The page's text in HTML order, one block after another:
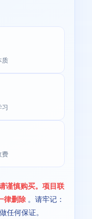
质
费
谨慎购买。项目联
律删除 。请牢记：
任何保证。